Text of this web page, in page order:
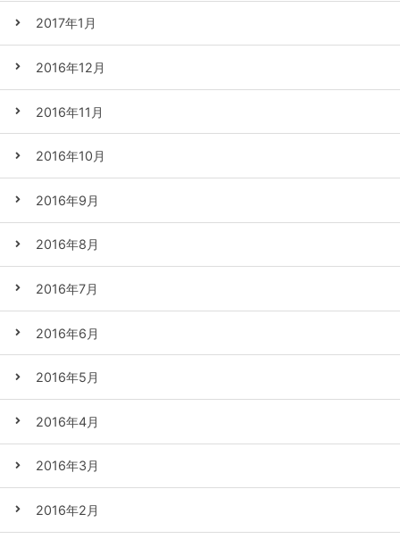
2017年1月
2016年12月
2016年11月
2016年10月
2016年9月
2016年8月
2016年7月
2016年6月
2016年5月
2016年4月
2016年3月
2016年2月